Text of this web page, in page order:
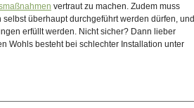
vertraut zu machen. Zudem muss
überhaupt durchgeführt werden dürfen, und
erfüllt werden. Nicht sicher? Dann lieber
Wohls besteht bei schlechter Installation unter